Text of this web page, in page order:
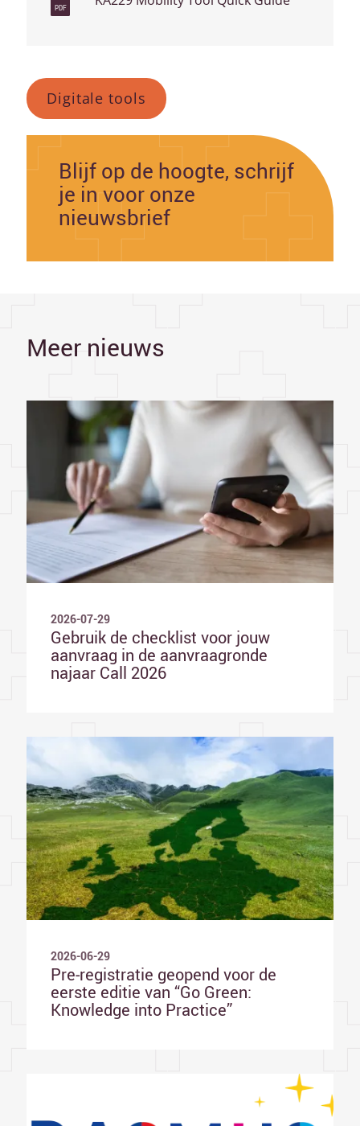
Blijf op de hoogte, schrijf
je in voor onze
nieuwsbrief
PDF
Digitale tools
Meer nieuws
2026-07-29
Gebruik de checklist voor jouw
aanvraag in de aanvraagronde
najaar Call 2026
2026-06-29
Pre-registratie geopend voor de
eerste editie van “Go Green:
Knowledge into Practice”